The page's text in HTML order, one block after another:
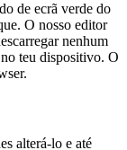
de ecrã verde do
O nosso editor
nenhum
teu dispositivo. O
alterá-lo e até